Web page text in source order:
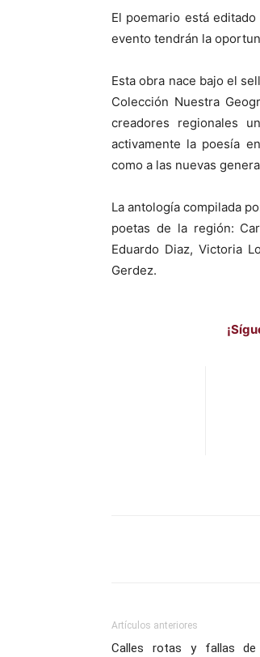
​El poemario está
evento tendrán la
​Esta obra nace bajo el
Colección Nuestra
creadores regionales
activamente la poesía
como a las nuevas
​La antología compilada
poetas de la región:
Eduardo Diaz, Victoria
Gerdez.
Artículos anteriores
Calles rotas y fallas de